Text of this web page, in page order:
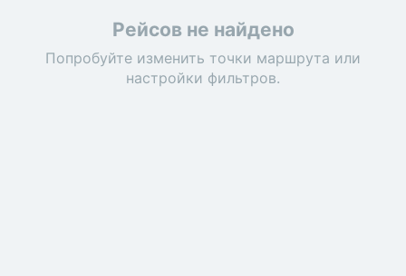
Рейсов не найдено
Попробуйте изменить точки маршрута или
настройки фильтров.